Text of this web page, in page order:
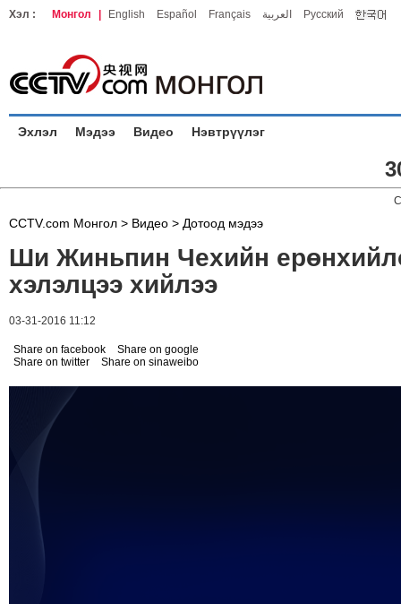
Хэл : Монгол English Español Français العربية Русский
Эхлэл Мэдээ Видео Нэвтрүүлэг
CCTV.com Монгол > Видео > Дотоод мэдээ
Ши Жиньпин Чехийн
хэлэлцээ хийлээ
03-31-2016 11:12
Share on facebook
Share on google
Share on twitter
Share on sinaweibo